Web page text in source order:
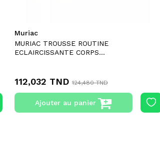
Muriac
MURIAC TROUSSE ROUTINE
ECLAIRCISSANTE CORPS...
112,032 TND 124,480 TND
Ajouter au panier